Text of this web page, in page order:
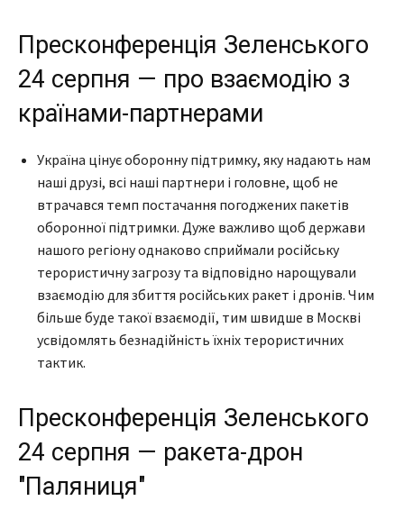
Пресконференція Зеленського
24 серпня — про взаємодію з
країнами-партнерами
Україна цінує оборонну підтримку, яку надають нам
наші друзі, всі наші партнери і головне, щоб не
втрачався темп постачання погоджених пакетів
оборонної підтримки. Дуже важливо щоб держави
нашого регіону однаково сприймали російську
терористичну загрозу та відповідно нарощували
взаємодію для збиття російських ракет і дронів. Чим
більше буде такої взаємодії, тим швидше в Москві
усвідомлять безнадійність їхніх терористичних
тактик.
Пресконференція Зеленського
24 серпня — ракета-дрон
"Паляниця"